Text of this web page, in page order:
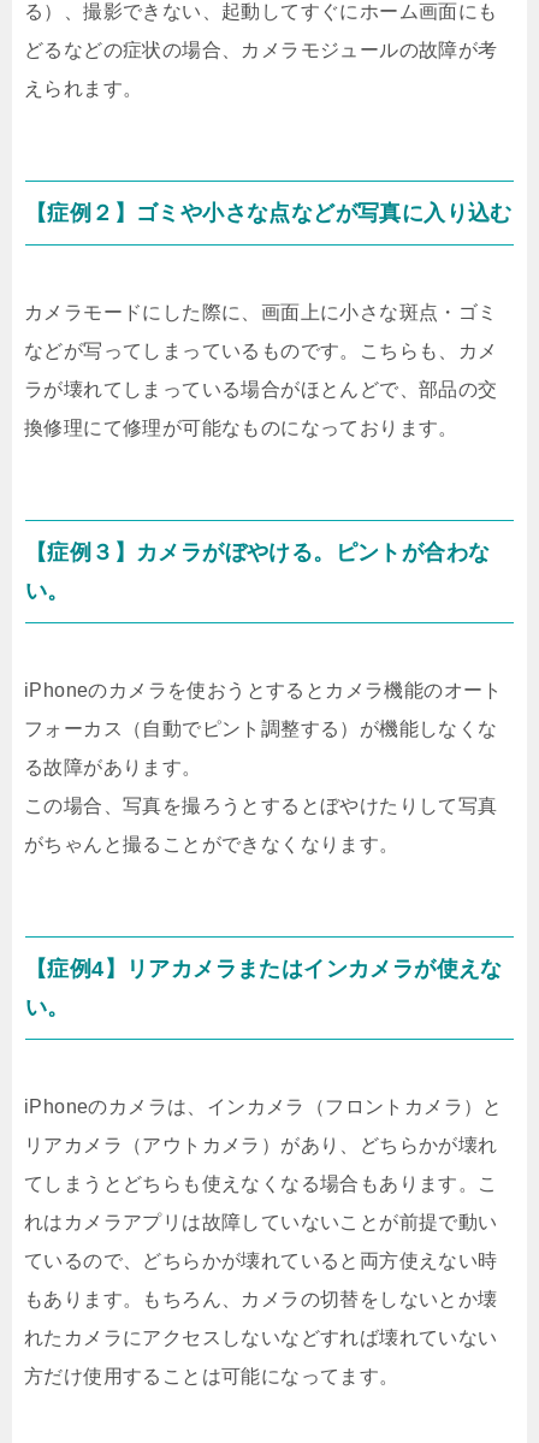
る）、撮影できない、起動してすぐにホーム画面にも
どるなどの症状の場合、カメラモジュールの故障が考
えられます。
【症例２】ゴミや小さな点などが写真に入り込む
カメラモードにした際に、画面上に小さな斑点・ゴミ
などが写ってしまっているものです。こちらも、カメ
ラが壊れてしまっている場合がほとんどで、部品の交
換修理にて修理が可能なものになっております。
【症例３】カメラがぼやける。ピントが合わな
い。
iPhoneのカメラを使おうとするとカメラ機能のオート
フォーカス（自動でピント調整する）が機能しなくな
る故障があります。
この場合、写真を撮ろうとするとぼやけたりして写真
がちゃんと撮ることができなくなります。
【症例4】リアカメラまたはインカメラが使えな
い。
iPhoneのカメラは、インカメラ（フロントカメラ）と
リアカメラ（アウトカメラ）があり、どちらかが壊れ
てしまうとどちらも使えなくなる場合もあります。こ
れはカメラアプリは故障していないことが前提で動い
ているので、どちらかが壊れていると両方使えない時
もあります。もちろん、カメラの切替をしないとか壊
れたカメラにアクセスしないなどすれば壊れていない
方だけ使用することは可能になってます。